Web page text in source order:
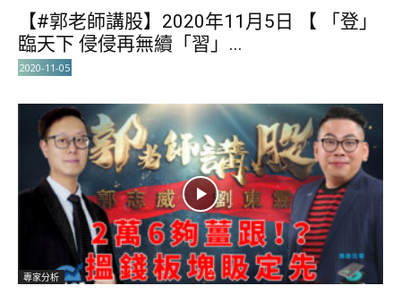
【#郭老師講股】2020年11月5日 【 「登」
臨天下 侵侵再無續「習」...
2020-11-05
專家分析